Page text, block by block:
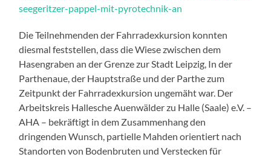
seegeritzer-pappel-mit-pyrotechnik-an
Die Teilnehmenden der Fahrradexkursion konnten
diesmal feststellen, dass die Wiese zwischen dem
Hasengraben an der Grenze zur Stadt Leipzig, In der
Parthenaue, der Hauptstraße und der Parthe zum
Zeitpunkt der Fahrradexkursion ungemäht war. Der
Arbeitskreis Hallesche Auenwälder zu Halle (Saale) e.V. –
AHA – bekräftigt in dem Zusammenhang den
dringenden Wunsch, partielle Mahden orientiert nach
Standorten von Bodenbruten und Verstecken für